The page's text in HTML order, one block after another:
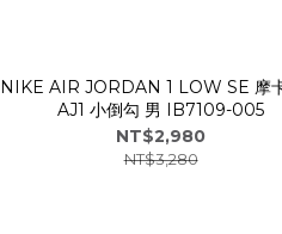
NIKE AIR JORDAN 1 LOW SE 摩
AJ1 小倒勾 男 IB7109-005
NT$2,980
NT$3,280